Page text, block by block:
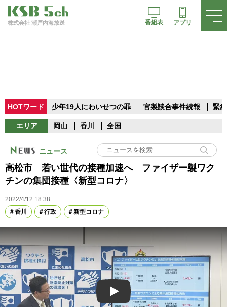
株式会社 瀬戸内海放送 番組表 アプリ
HOTワード 少年19人にわいせつの罪 官製談合事件続報 緊
エリア 岡山 香川 全国
ニュース
高松市 若い世代の接種加速へ ファイザー製ワク
チンの集団接種〈新型コロナ〉
2022/4/12 18:38
香川
行政 新型コロナ
Play